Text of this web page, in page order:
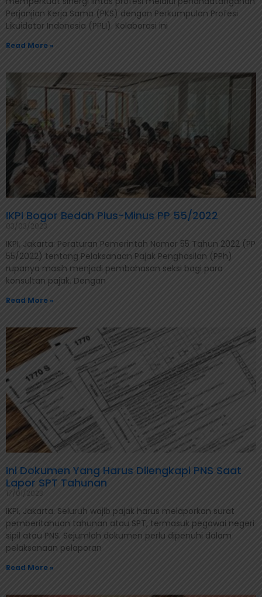
Perjanjian Kerja Sama (PKS) dengan Perkumpulan Profesi
Likuidator Indonesia (PPLI). Kolaborasi ini
Read More »
IKPI Bogor Bedah Plus-Minus PP 55/2022
03/03/2023
IKPI, Jakarta: Peraturan Pemerintah Nomor 55 Tahun 2022 (PP
55/2022) tentang Pelaksanaan Pajak Penghasilan (PPh)
rupanya masih menjadi pembahasan seksi bagi para
konsultan pajak. Dengan
Read More »
Ini Dokumen Yang Harus Dilengkapi PNS Saat
Lapor SPT Tahunan
17/01/2023
IKPI, Jakarta: Seluruh wajib pajak harus melaporkan surat
pemberitahuan tahunan atau SPT, termasuk pegawai negeri
sipil atau PNS. Sejumlah dokumen perlu dipenuhi dalam
pelaksanaan pelaporan
Read More »